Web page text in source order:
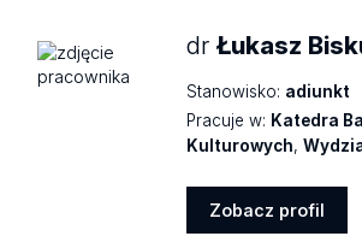
drŁukasz
Stanowisko: adiunkt
Pracuje w: Katedra
Kulturowych,
Zobacz profil